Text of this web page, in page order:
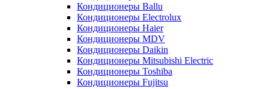
Кондиционеры Ballu
Кондиционеры Electrolux
Кондиционеры Haier
Кондиционеры MDV
Кондиционеры Daikin
Кондиционеры Mitsubishi Electric
Кондиционеры Toshiba
Кондиционеры Fujitsu